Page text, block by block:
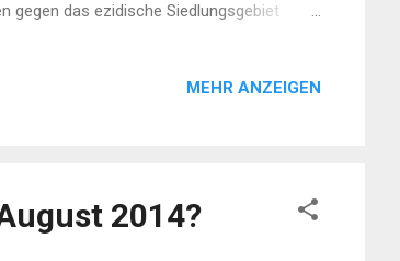
gegen das ezidische Siedlungsgebiet
selben Tag auf einer Pressekonferenz die
MEHR ANZEIGEN
2014?